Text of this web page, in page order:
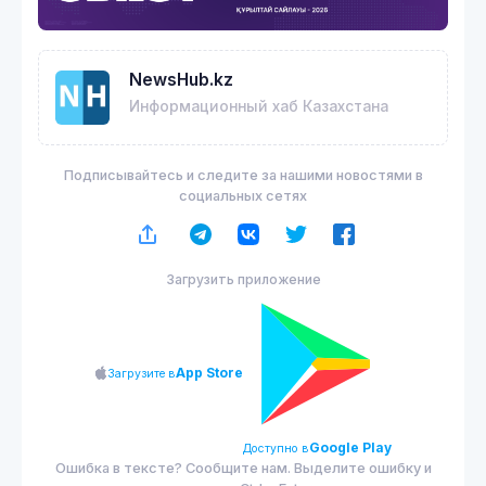
NewsHub.kz
Информационный хаб Казахстана
Подписывайтесь и следите за нашими новостями в
социальных сетях
Загрузить приложение
Загрузите вApp Store
Доступно вGoogle Play
Ошибка в тексте? Сообщите нам. Выделите ошибку и